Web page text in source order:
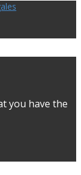
you have the